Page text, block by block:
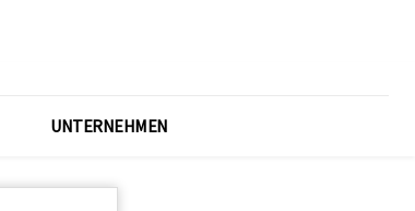
UNTERNEHMEN